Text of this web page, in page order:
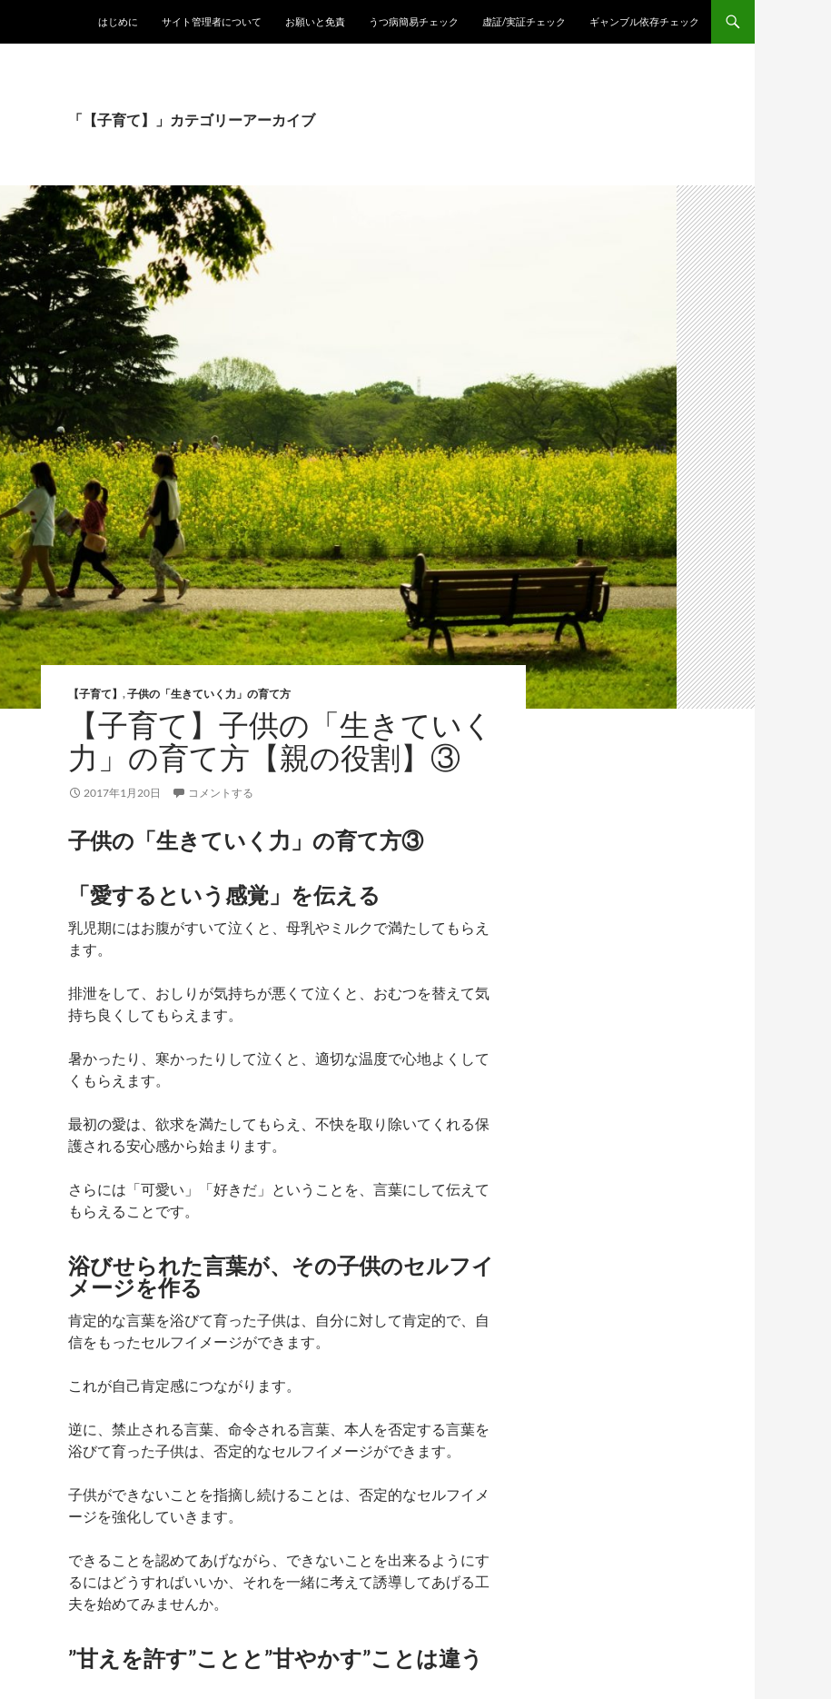
はじめに サイト管理者について お願いと免責 うつ病簡易チェック 虚証/実証チェック ギャンブル依存チェック
「【子育て】」カテゴリーアーカイブ
【子育て】 ,子供の「生きていく力」の育て方
【子育て】子供の「生きていく
力」の育て方【親の役割】③
2017年1月20日 コメントする
子供の「生きていく力」の育て方③
「愛するという感覚」を伝える
乳児期にはお腹がすいて泣くと、母乳やミルクで満たしてもらえ
ます。
排泄をして、おしりが気持ちが悪くて泣くと、おむつを替えて気
持ち良くしてもらえます。
暑かったり、寒かったりして泣くと、適切な温度で心地よくして
くもらえます。
最初の愛は、欲求を満たしてもらえ、不快を取り除いてくれる保
護される安心感から始まります。
さらには「可愛い」「好きだ」ということを、言葉にして伝えて
もらえることです。
浴びせられた言葉が、その子供のセルフイ
メージを作る
肯定的な言葉を浴びて育った子供は、自分に対して肯定的で、自
信をもったセルフイメージができます。
これが自己肯定感につながります。
逆に、禁止される言葉、命令される言葉、本人を否定する言葉を
浴びて育った子供は、否定的なセルフイメージができます。
子供ができないことを指摘し続けることは、否定的なセルフイメ
ージを強化していきます。
できることを認めてあげながら、できないことを出来るようにす
るにはどうすればいいか、それを一緒に考えて誘導してあげる工
夫を始めてみませんか。
”甘えを許す”ことと”甘やかす”ことは違う